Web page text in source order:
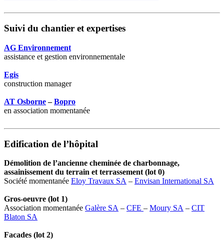
Suivi du chantier et expertises
AG Environnement
assistance et gestion environnementale
Egis
construction manager
AT Osborne–Bopro
en association momentanée
Edification de l’hôpital
Démolition de l’ancienne cheminée de charbonnage,
assainissement du terrain et terrassement (lot 0)
Société momentanée Eloy Travaux SA – Envisan International SA
Gros-oeuvre (lot 1)
Association momentanée Galère SA – CFE – Moury SA – CIT
Blaton SA
Facades (lot 2)